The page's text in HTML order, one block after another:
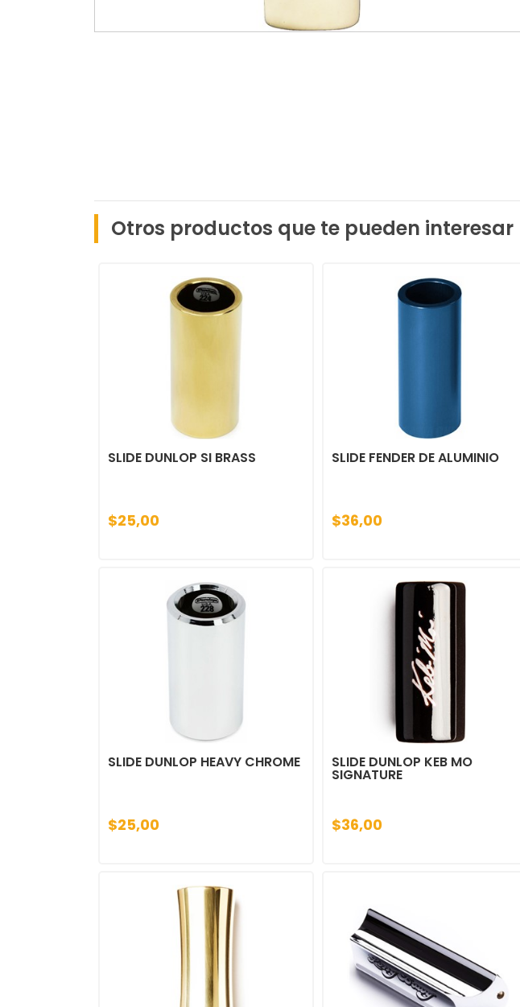
Otros productos que te pueden interesar
SLIDE DUNLOP SI BRASS
$25,00
SLIDE FENDER DE ALUMINIO
$36,00
SLIDE DUNLOP HEAVY CHROME
$25,00
SLIDE DUNLOP KEB MO
SIGNATURE
$36,00